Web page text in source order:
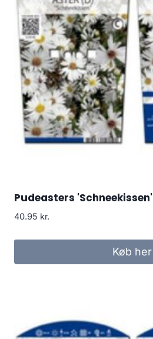
Pudeasters 'Schneekissen'
40.95 kr.
Køb her